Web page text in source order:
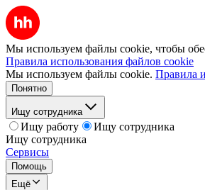
Мы используем файлы cookie, чтобы
Правила использования файлов cookie
Мы используем файлы cookie. Правила
Понятно
Ищу сотрудника
Ищу работу
Ищу сотрудника
Ищу сотрудника
Сервисы
Помощь
Ещё